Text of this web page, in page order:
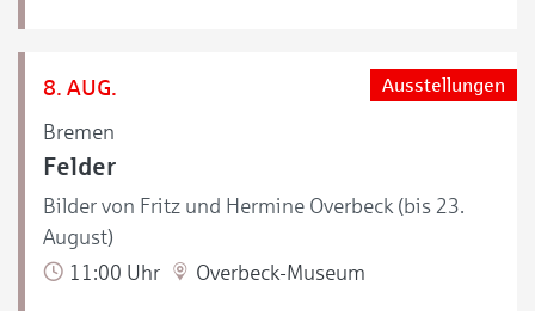
8. AUG.
Bremen
Ausstellungen
Felder
Bilder von Fritz und Hermine Overbeck (bis 23.
August)
11:00 Uhr
Overbeck-Museum